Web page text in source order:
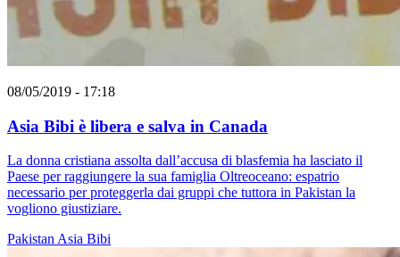
08/05/2019 - 17:18
Asia Bibi è libera e salva in Canada
La donna cristiana assolta dall’accusa di blasfemia ha lasciato il
Paese per raggiungere la sua famiglia Oltreoceano: espatrio
necessario per proteggerla dai gruppi che tuttora in Pakistan la
vogliono giustiziare.
Pakistan Asia Bibi